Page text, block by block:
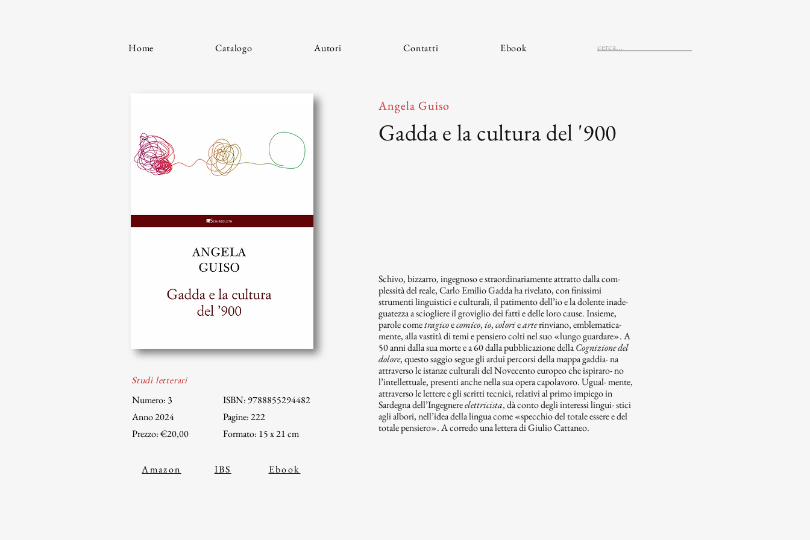
Home Catalogo Autori Contatti Ebook
Studi letterari
Numero: 3
Anno 2024
Prezzo: €20,00
ISBN: 9788855294482
Pagine: 222
Formato: 15 x 21 cm
Amazon IBS Ebook
Gadda e la cultura del '900
Angela Guiso
Schivo, bizzarro, ingegnoso e straordinariamente attratto dalla com-
plessità del reale, Carlo Emilio Gadda ha rivelato, con finissimi
strumenti linguistici e culturali, il patimento dell’io e la dolente inade-
guatezza a sciogliere il groviglio dei fatti e delle loro cause. Insieme,
parole cometragicoecomico,io,coloriearterinviano, emblematica-
mente, alla vastità di temi e pensiero colti nel suo «lungo guardare». A
50 anni dalla sua morte e a 60 dalla pubblicazione dellaCognizione del
dolore, questo saggio segue gli ardui percorsi della mappa gaddia- na
attraverso le istanze culturali del Novecento europeo che ispiraro- no
l’intellettuale, presenti anche nella sua opera capolavoro. Ugual- mente,
attraverso le lettere e gli scritti tecnici, relativi al primo impiego in
Sardegna dell’Ingegnereelettricista, dà conto degli interessi lingui- stici
agli albori, nell’idea della lingua come «specchio del totale essere e del
totale pensiero». A corredo una lettera di Giulio Cattaneo.